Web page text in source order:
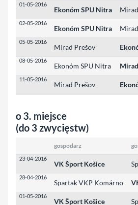
01-05-2016
Ekonóm SPU Nitra
02-05-2016
Ekonóm SPU Nitra
05-05-2016
Mirad Prešov
08-05-2016
Ekonóm SPU Nitra
11-05-2016
Mirad Prešov
o 3. miejsce
(do 3 zwycięstw)
gospodarz
23-04-2016
VK Šport Košice
28-04-2016
Spartak VKP Komárno
01-05-2016
VK Šport Košice